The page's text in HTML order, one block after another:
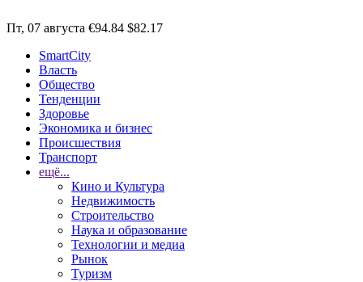
Пт, 07 августа €94.84 $82.17
SmartCity
Власть
Общество
Тенденции
Здоровье
Экономика и бизнес
Происшествия
Транспорт
ещё...
Кино и Культура
Недвижимость
Строительство
Наука и образование
Технологии и медиа
Рынок
Туризм